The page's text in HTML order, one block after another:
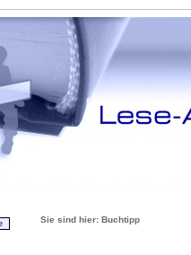
Sie sind hier: Buchtipp